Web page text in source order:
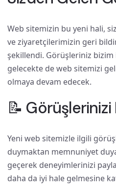
Web sitemizin bu yeni hali,
ve ziyaretçilerimizin geri
şekillendi. Görüşleriniz
gelecekte de web sitemizi
olmaya devam edecek.
📝
Yeni web sitemizle ilgili
duymaktan memnuniyet
geçerek deneyimlerinizi
daha da iyi hale gelmesine